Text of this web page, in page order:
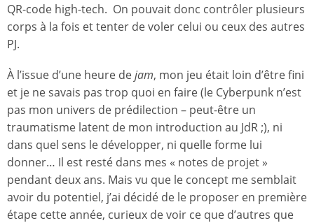
QR-code high-tech. On pouvait donc contrôler plusieurs
corps à la fois et tenter de voler celui ou ceux des autres
PJ.
À l’issue d’une heure dejam, mon jeu était loin d’être fini
et je ne savais pas trop quoi en faire (le Cyberpunk n’est
pas mon univers de prédilection – peut-être un
traumatisme latent de mon introduction au JdR ;), ni
dans quel sens le développer, ni quelle forme lui
donner… Il est resté dans mes « notes de projet »
pendant deux ans. Mais vu que le concept me semblait
avoir du potentiel, j’ai décidé de le proposer en première
étape cette année, curieux de voir ce que d’autres que